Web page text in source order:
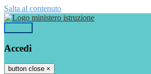
Salta al contenuto
Accedi
button close ×